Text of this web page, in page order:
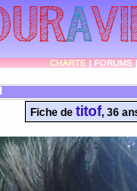
CHARTE|FORUMS
Fiche de titof, 36